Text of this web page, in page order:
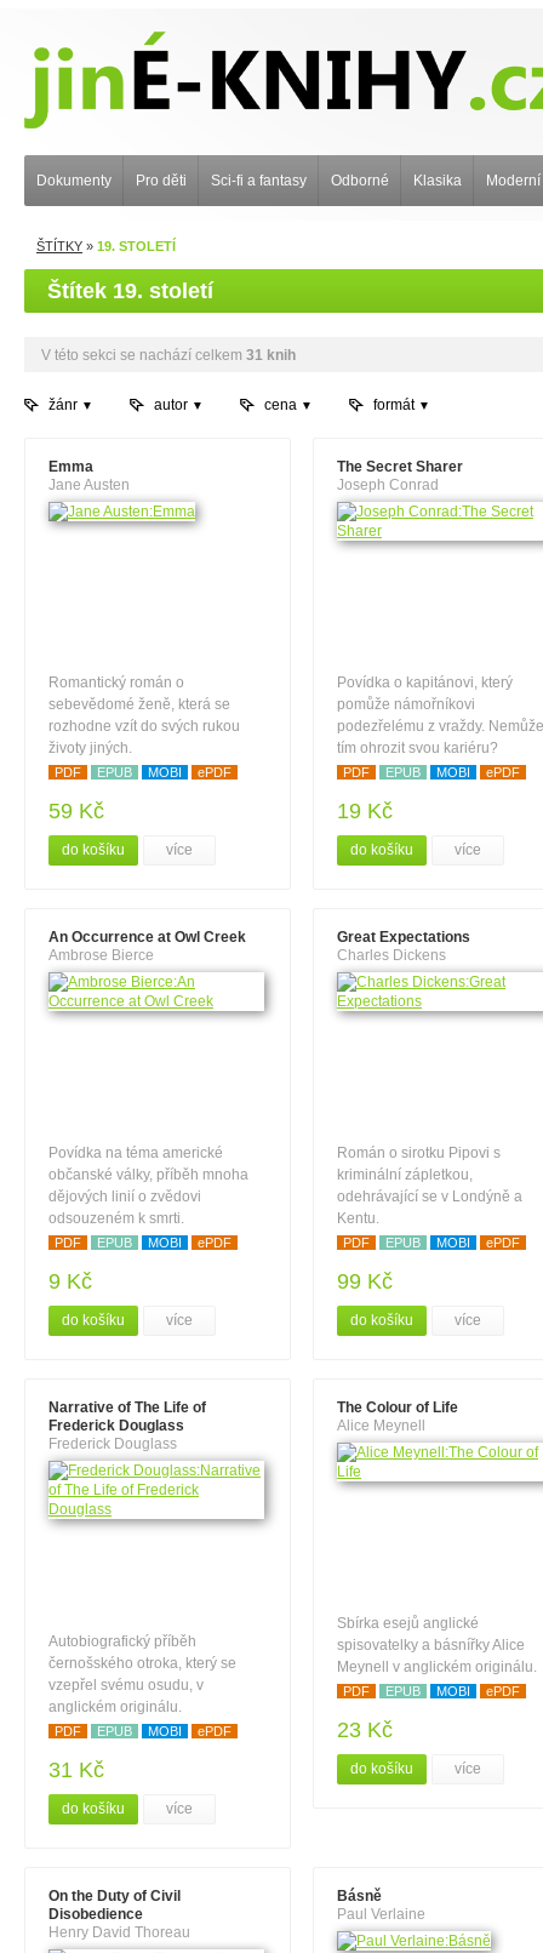
Dokumenty Pro děti Sci-fi a fantasy Odborné Klasika
ŠTÍTKY » 19. STOLETÍ
Štítek 19. století
V této sekci se nachází celkem 31 knih
žánr autor cena formát
Emma
Jane Austen
Romantický román o
sebevědomé ženě, která se
rozhodne vzít do svých rukou
životy jiných.
PDF EPUB MOBI ePDF
59 Kč
do košíku více
The Secret Sharer
Joseph Conrad
Povídka o kapitánovi, který
pomůže námořníkovi
podezřelému z vraždy. Nemůže
tím ohrozit svou kariéru?
PDF EPUB MOBI ePDF
19 Kč
do košíku více
An Occurrence at Owl Creek
Ambrose Bierce
Povídka na téma americké
občanské války, příběh mnoha
dějových linií o zvědovi
odsouzeném k smrti.
PDF EPUB MOBI ePDF
9 Kč
do košíku více
Great Expectations
Charles Dickens
Román o sirotku Pipovi s
kriminální zápletkou,
odehrávající se v Londýně a
Kentu.
PDF EPUB MOBI ePDF
99 Kč
do košíku více
Narrative of The Life of
Frederick Douglass
Frederick Douglass
Autobiografický příběh
černošského otroka, který se
vzepřel svému osudu, v
anglickém originálu.
PDF EPUB MOBI ePDF
31 Kč
do košíku více
The Colour of Life
Alice Meynell
Sbírka esejů anglické
spisovatelky a básnířky Alice
Meynell v anglickém originálu.
PDF EPUB MOBI ePDF
23 Kč
do košíku více
On the Duty of Civil
Disobedience
Henry David Thoreau
Básně
Paul Verlaine